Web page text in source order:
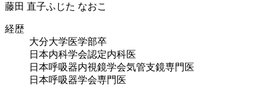
藤田 直子ふじた なおこ
経歴
大分大学医学部卒
日本内科学会認定内科医
日本呼吸器内視鏡学会気管支鏡専門医
日本呼吸器学会専門医